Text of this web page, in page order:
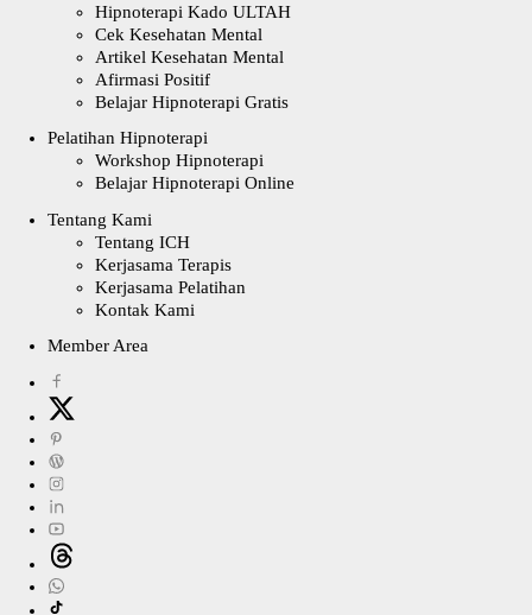
Hipnoterapi Kado ULTAH
Cek Kesehatan Mental
Artikel Kesehatan Mental
Afirmasi Positif
Belajar Hipnoterapi Gratis
Pelatihan Hipnoterapi
Workshop Hipnoterapi
Belajar Hipnoterapi Online
Tentang Kami
Tentang ICH
Kerjasama Terapis
Kerjasama Pelatihan
Kontak Kami
Member Area